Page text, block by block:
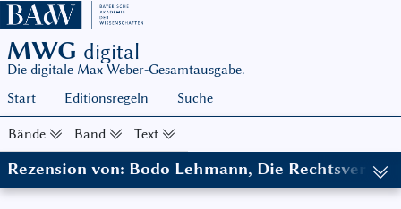
MWG digital
Die digitale Max Weber-Gesamtausgabe.
Start
Editionsregeln Suche
Bände Band Text
Rezension von: Bodo Lehmann, Die
(in: MWG I/4, hg. von Wolfgang J. Mommsen in